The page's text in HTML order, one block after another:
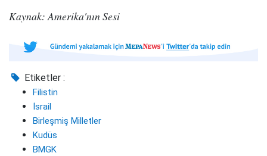
Kaynak: Amerika'nın Sesi
Etiketler :
Filistin
İsrail
Birleşmiş Milletler
Kudüs
BMGK